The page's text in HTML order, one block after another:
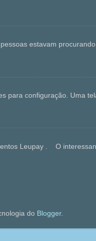
estavam
configuração. Uma
Leupay . O
do Blogger.